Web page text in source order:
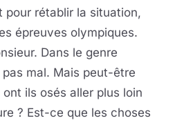
pour rétablir la situation,
épreuves olympiques.
Dans le genre
mal. Mais peut-être
ils osés aller plus loin
? Est-ce que les choses